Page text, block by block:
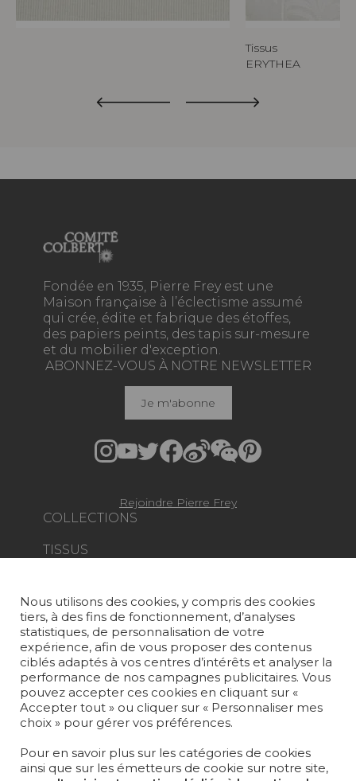
Tissus
ERYTHEA
Fondée en 1935, Pierre Frey est une
Maison française à l’éclectisme assumé
qui crée, édite et fabrique des étoffes,
des papiers peints, des tapis sur-mesure
et du mobilier d'exception.
COLLECTIONS
TISSUS
TAPIS ET MOQUETTES
MOBILIER
PROJETS
SUR-MESURE
MAGAZINE
LA MAISON
ABONNEZ-VOUS À NOTRE NEWSLETTER
Je m'abonne
Rejoindre Pierre Frey
Nous utilisons des cookies, y compris des cookies
tiers, à des fins de fonctionnement, d’analyses
statistiques, de personnalisation de votre
expérience, afin de vous proposer des contenus
ciblés adaptés à vos centres d’intérêts et analyser la
performance de nos campagnes publicitaires. Vous
pouvez accepter ces cookies en cliquant sur «
Accepter tout » ou cliquer sur « Personnaliser mes
choix » pour gérer vos préférences.
Pour en savoir plus sur les catégories de cookies
ainsi que sur les émetteurs de cookie sur notre site,